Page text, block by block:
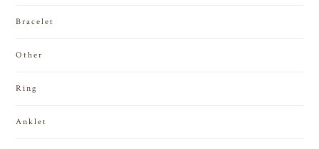
Bracelet
Other
Ring
Anklet